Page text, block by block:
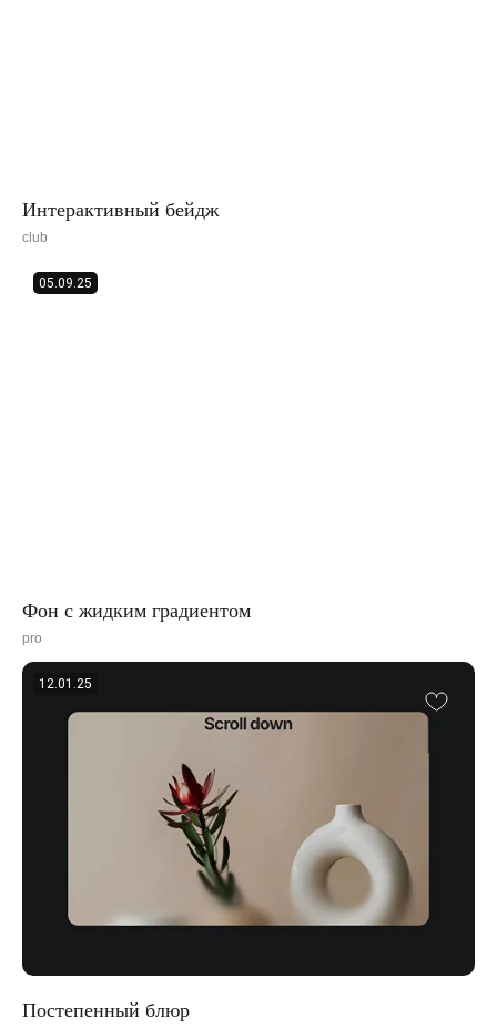
Интерактивный бейдж
club
05.09.25
Фон с жидким градиентом
pro
12.01.25
Постепенный блюр